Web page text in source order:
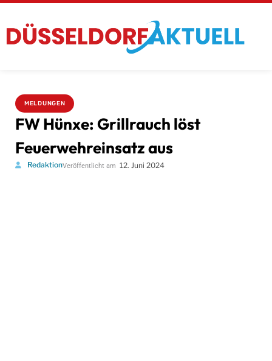
MELDUNGEN
FW Hünxe: Grillrauch löst
Feuerwehreinsatz aus
RedaktionVeröffentlicht am 12. Juni 2024